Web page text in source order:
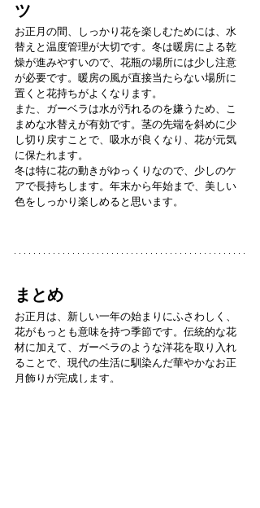
ツ
お正月の間、しっかり花を楽しむためには、水
替えと温度管理が大切です。冬は暖房による乾
燥が進みやすいので、花瓶の場所には少し注意
が必要です。暖房の風が直接当たらない場所に
置くと花持ちがよくなります。
また、ガーベラは水が汚れるのを嫌うため、こ
まめな水替えが有効です。茎の先端を斜めに少
し切り戻すことで、吸水が良くなり、花が元気
に保たれます。
冬は特に花の動きがゆっくりなので、少しのケ
アで長持ちします。年末から年始まで、美しい
色をしっかり楽しめると思います。
まとめ
お正月は、新しい一年の始まりにふさわしく、
花がもっとも意味を持つ季節です。伝統的な花
材に加えて、ガーベラのような洋花を取り入れ
ることで、現代の生活に馴染んだ華やかなお正
月飾りが完成します。